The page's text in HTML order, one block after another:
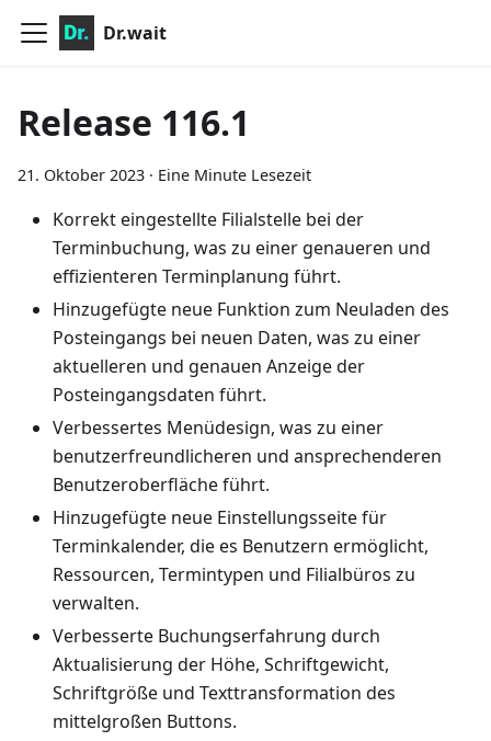
Dr.wait
Release 116.1
21. Oktober 2023 · Eine Minute Lesezeit
Korrekt eingestellte Filialstelle bei der
Terminbuchung, was zu einer genaueren und
effizienteren Terminplanung führt.
Hinzugefügte neue Funktion zum Neuladen des
Posteingangs bei neuen Daten, was zu einer
aktuelleren und genauen Anzeige der
Posteingangsdaten führt.
Verbessertes Menüdesign, was zu einer
benutzerfreundlicheren und ansprechenderen
Benutzeroberfläche führt.
Hinzugefügte neue Einstellungsseite für
Terminkalender, die es Benutzern ermöglicht,
Ressourcen, Termintypen und Filialbüros zu
verwalten.
Verbesserte Buchungserfahrung durch
Aktualisierung der Höhe, Schriftgewicht,
Schriftgröße und Texttransformation des
mittelgroßen Buttons.